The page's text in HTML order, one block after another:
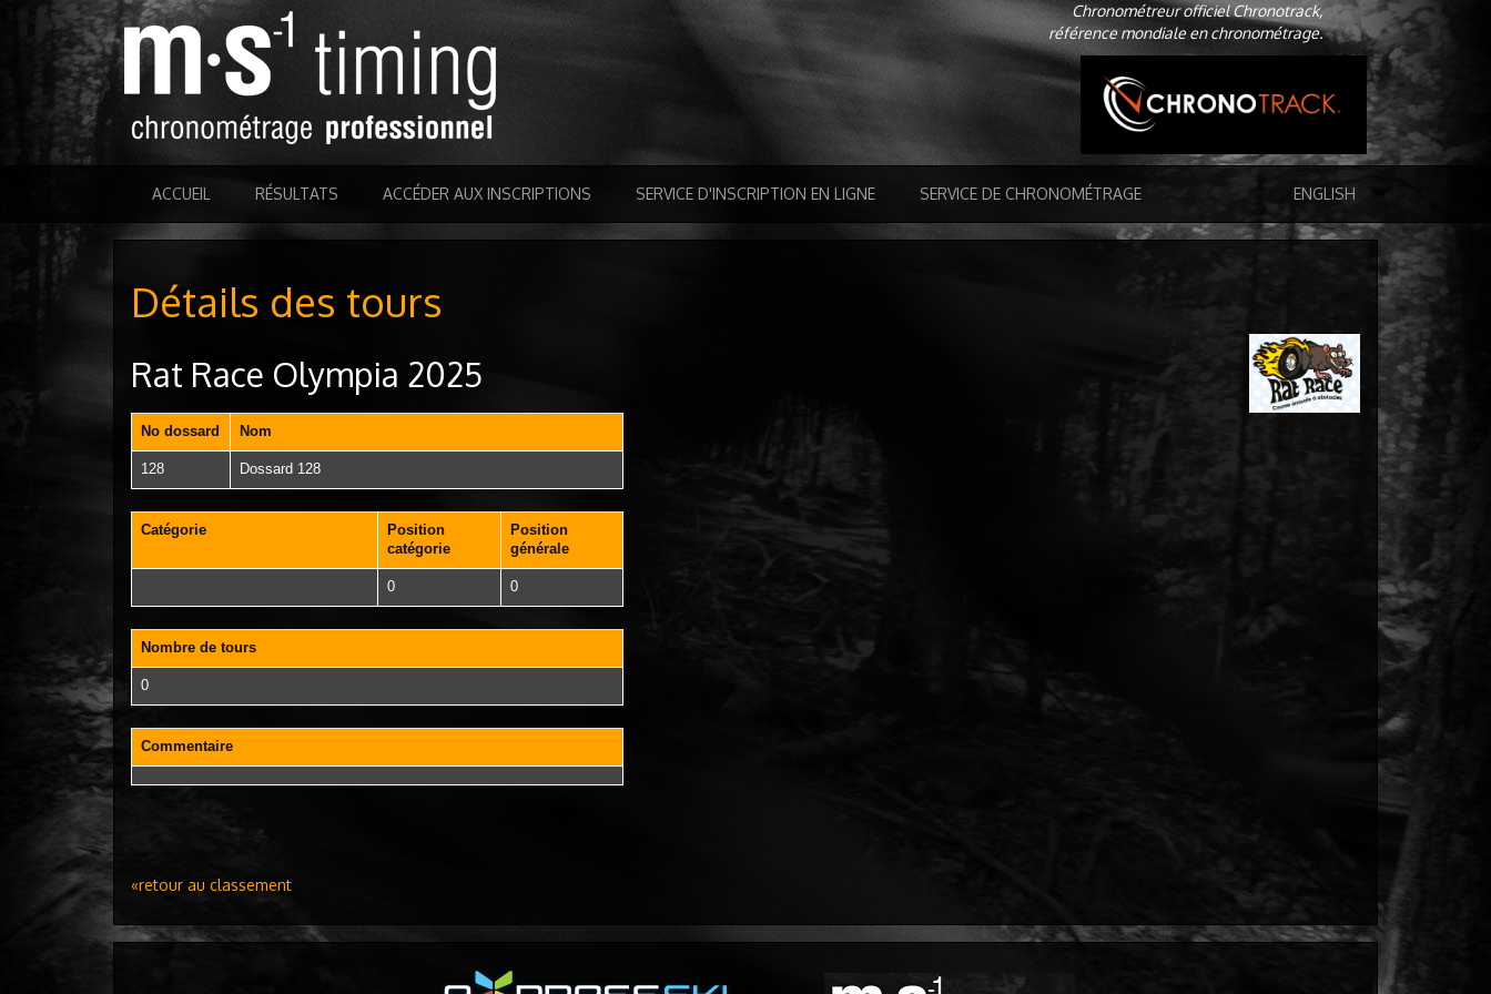
Chronométreur officiel Chronotrack,
référence mondiale en chronométrage.
ACCUEIL RÉSULTATS ACCÉDER AUX INSCRIPTIONS SERVICE D'INSCRIPTION EN LIGNE SERVICE DE CHRONOMÉTRAGE ENGLISH
Détails des tours
Rat Race Olympia 2025
No dossard Nom
128 Dossard 128
Catégorie
Position
catégorie
Position
générale
0 0
Nombre de tours
0
Commentaire
«retour au classement